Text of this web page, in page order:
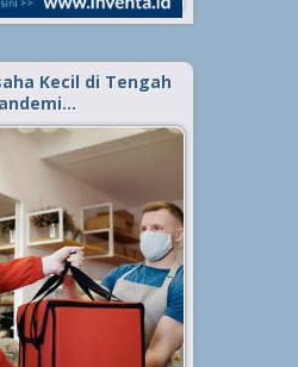
Kecil di Tengah
4 Agu 2021, dalam kategori
Bisnis
yang tengah
mewabahnya virus
Indonesia membuat
macam lini bisnis
penjualan.
membawa dampak
bisnis-bisnis
Tak sedikit dari...